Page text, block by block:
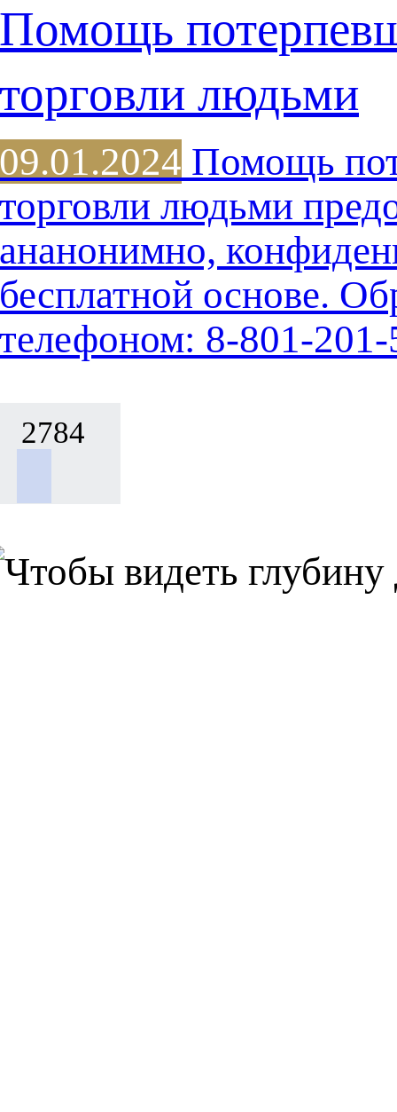
Помощь
торговли людьми
09.01.2024 Помощь
торговли людьми
ананонимно,
бесплатной основе.
телефоном: 8-801-
2784